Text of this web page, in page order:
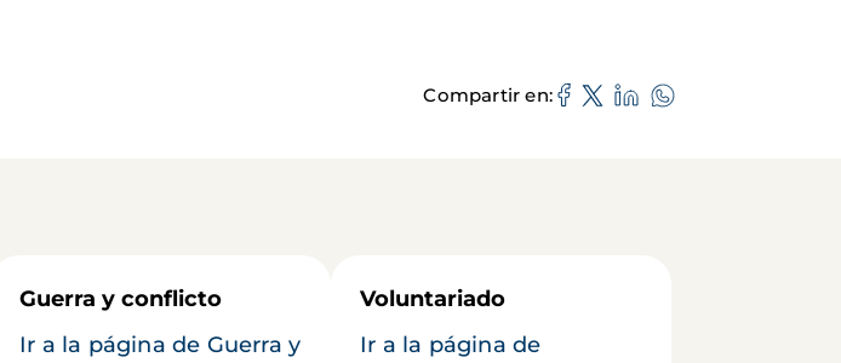
Compartir en
Guerra y conflicto
Ir a la página de Guerra y
Voluntariado
Ir a la página de